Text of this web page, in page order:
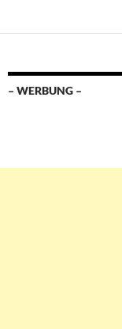
– WERBUNG –